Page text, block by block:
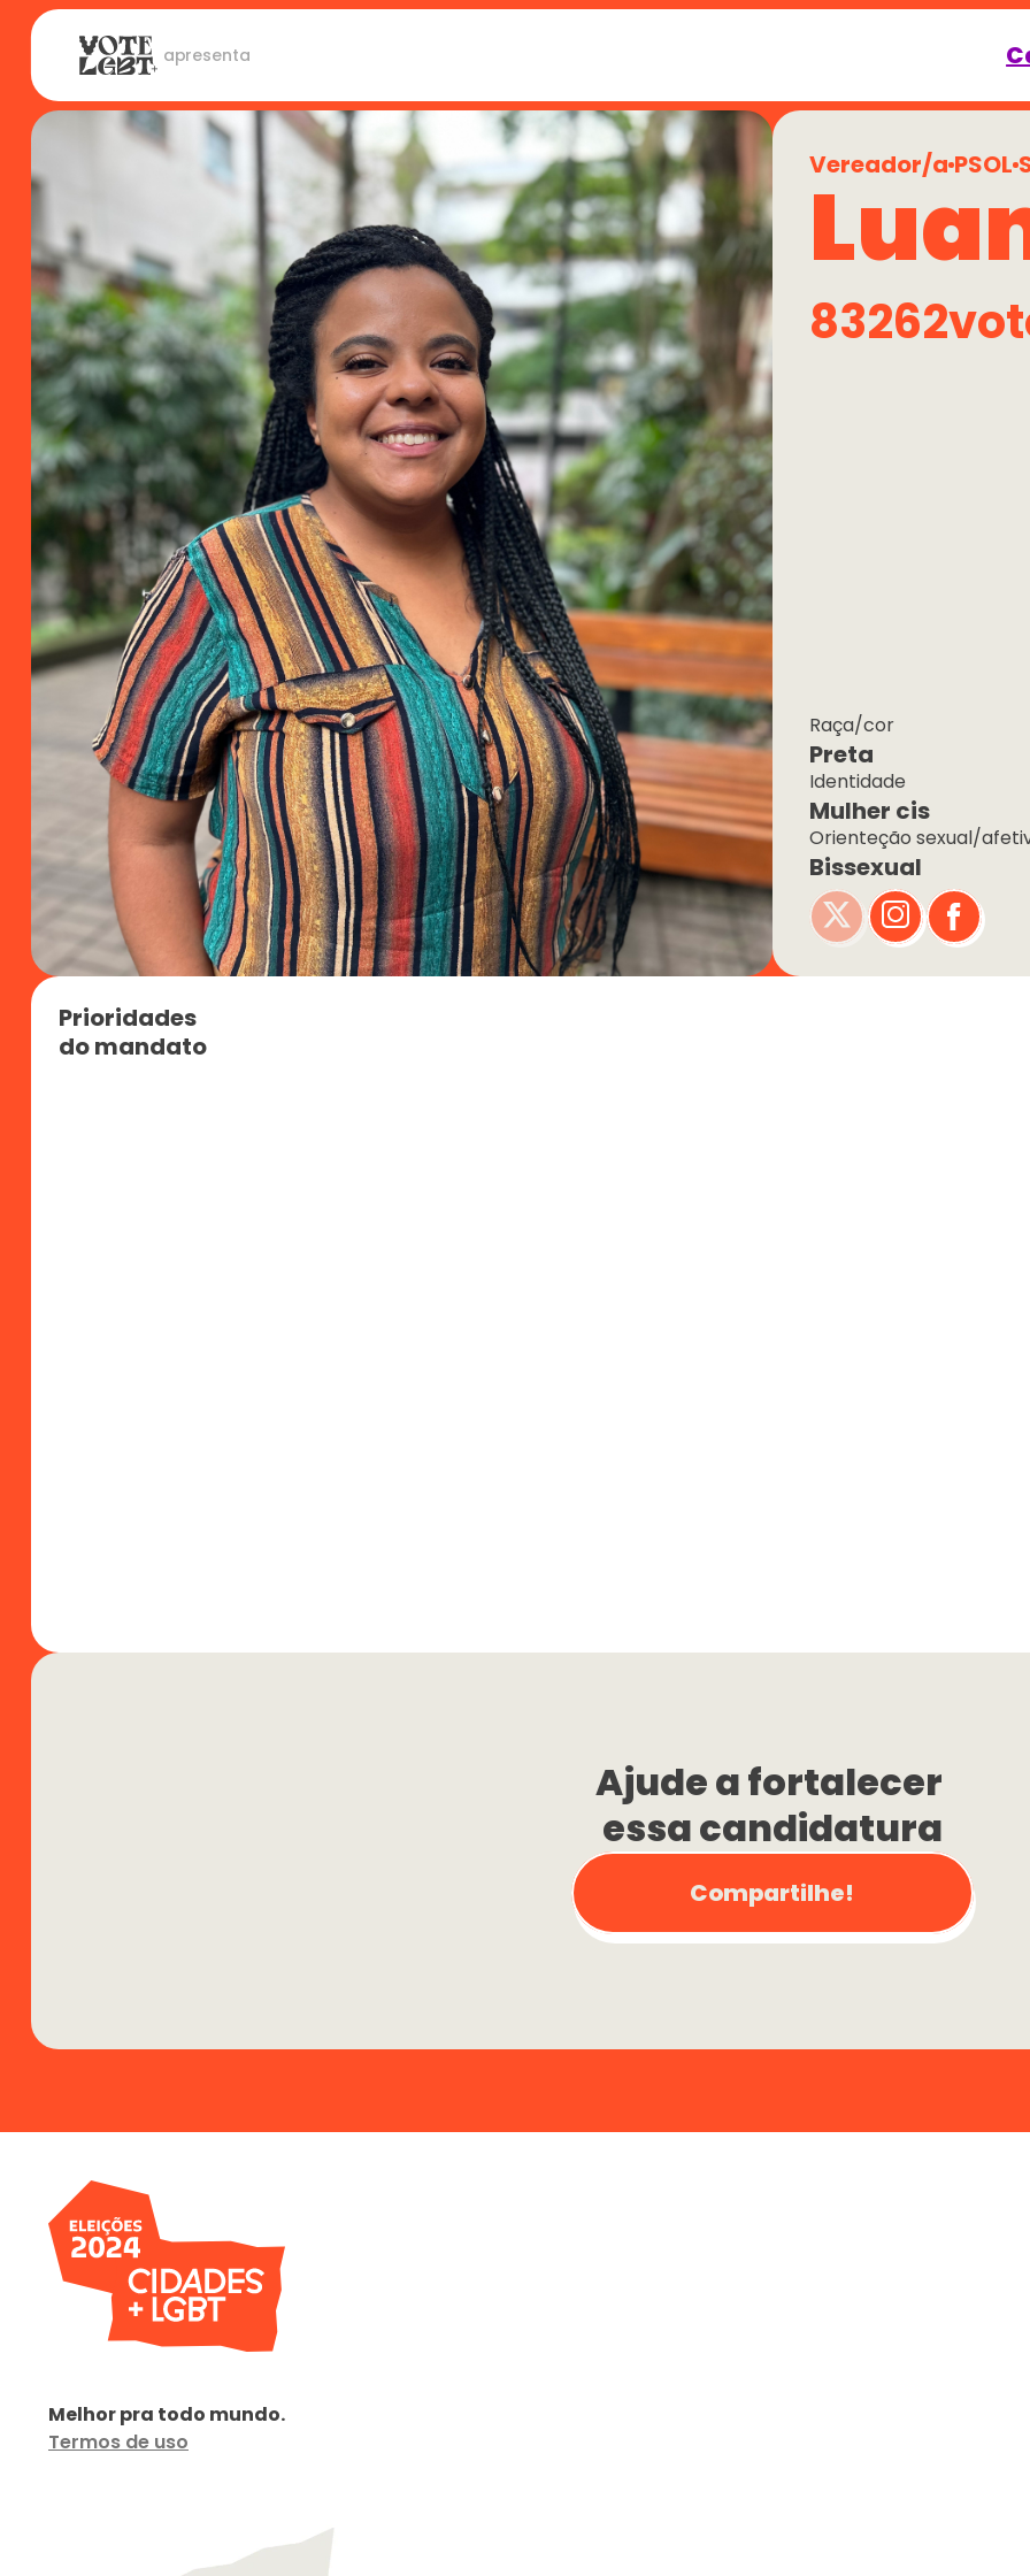
apresenta
Vereador/a PSOL
83262
Preta
Raça/cor
Mulher cis
Identidade
Bissexual
Orienteção sexual/
Prioridades
do mandato
Ajude a fortalecer
essa candidatura
Compartilhe!
Melhor pra todo mundo.
Termos de uso